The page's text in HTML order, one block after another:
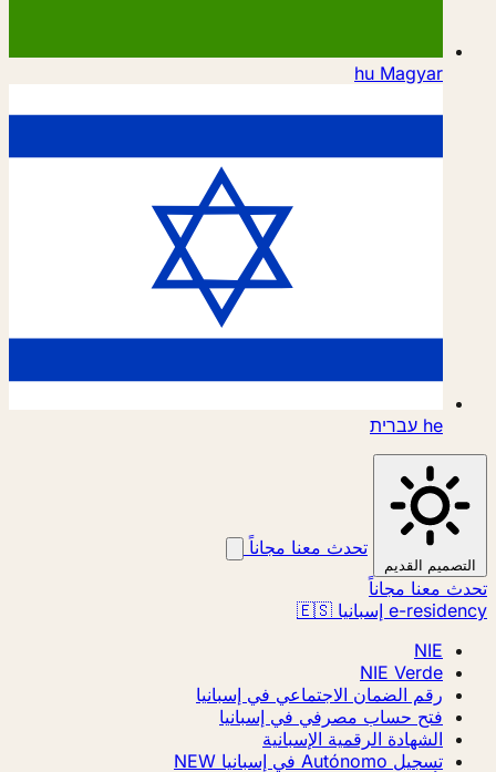
hu Magyar
he עברית
التصميم القديم
تحدث معنا مجاناً
تحدث معنا مجاناً
e-residency إسبانيا 🇪🇸
NIE
NIE Verde
رقم الضمان الاجتماعي في إسبانيا
فتح حساب مصرفي في إسبانيا
الشهادة الرقمية الإسبانية
تسجيل Autónomo في إسبانيا
NEW